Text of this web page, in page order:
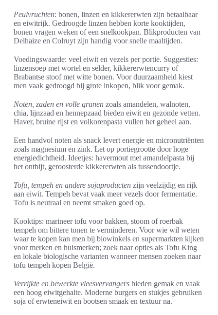
Peulvruchten: bonen, linzen en kikkererwten zijn betaalbaar
en eiwitrijk. Gedroogde linzen hebben korte kooktijden,
bonen vragen weken of een snelkookpan. Blikproducten van
Delhaize en Colruyt zijn handig voor snelle maaltijden.
Voedingswaarde: veel eiwit en vezels per portie. Suggesties:
linzensoep met wortel en selder, kikkererwtencurry of
Brabantse stoof met witte bonen. Voor duurzaamheid kiest
men vaak gedroogd bij grote inkopen, blik voor gemak.
Noten, zaden en volle granen zoals amandelen, walnoten,
chia, lijnzaad en hennepzaad bieden eiwit en gezonde vetten.
Haver, bruine rijst en volkorenpasta vullen het geheel aan.
Een handvol noten als snack levert energie en micronutriënten
zoals magnesium en zink. Let op portiegrootte door hoge
energiedichtheid. Ideetjes: havermout met amandelpasta bij
het ontbijt, geroosterde kikkererwten als tussendoortje.
Tofu, tempeh en andere sojaproducten zijn veelzijdig en rijk
aan eiwit. Tempeh bevat vaak meer vezels door fermentatie.
Tofu is neutraal en neemt smaken goed op.
Kooktips: marineer tofu voor bakken, stoom of roerbak
tempeh om bittere tonen te verminderen. Voor wie wil weten
waar te kopen kan men bij biowinkels en supermarkten kijken
voor merken en huismerken; zoek naar opties als Tofu King
en lokale biologische varianten wanneer mensen zoeken naar
tofu tempeh kopen België.
Verrijkte en bewerkte vleesvervangers bieden gemak en vaak
een hoog eiwitgehalte. Moderne burgers en stukjes gebruiken
soja of erwteneiwit en bootsen smaak en textuur na.